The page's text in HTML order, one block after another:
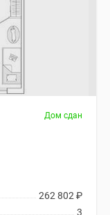
Дом сдан
262 802 ₽
3